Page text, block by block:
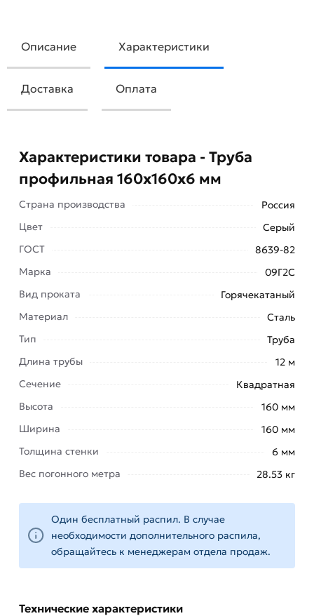
Описание Характеристики
Доставка Оплата
Для приобретения данной позиции, кликните
мышкой«Добавить в корзину»
или нажмите на
кнопку«Быстрый заказ»
. Также можете купить
позвонив по контактам указанным на сайте.
Условия доставки и цены на товар Труба
профильная 160х160х6 мм из категорииТруба
Наши профессиональные менеджеры
обработают заказ и свяжутся с Вами для
согласования условий доставки или самовывоза.
Данний товар от производителя Северсталь
стандартам качества. Возврат купленного
товарa в течение 14 дней (наличие чека
обязательно).
Характеристики товара - Труба
профильная 160х160х6 мм
Страна производства
Россия
Цвет
Серый
ГОСТ
8639-82
Марка
09Г2С
Вид проката
Горячекатаный
Материал
Сталь
Тип
Труба
Длина трубы
12 м
Сечение
Квадратная
Высота
160 мм
Ширина
160 мм
Толщина стенки
6 мм
Вес погонного метра
28.53 кг
Один бесплатный распил. В случае
необходимости дополнительного распила,
обращайтесь к менеджерам отдела продаж.
Технические характеристики